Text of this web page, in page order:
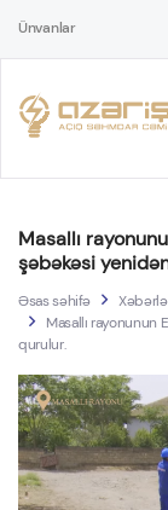
Ünvanlar
Masallı
şəbəkəsi
Əsas səhifə
Masallı
qurulur.